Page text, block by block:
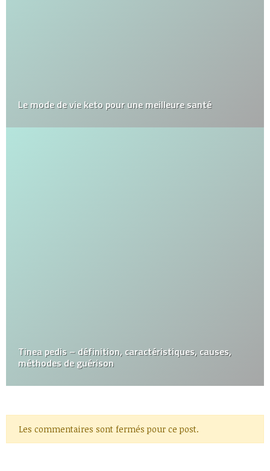
Le mode de vie keto pour une meilleure santé
Tinea pedis – définition, caractéristiques, causes,
méthodes de guérison
Les commentaires sont fermés pour ce post.